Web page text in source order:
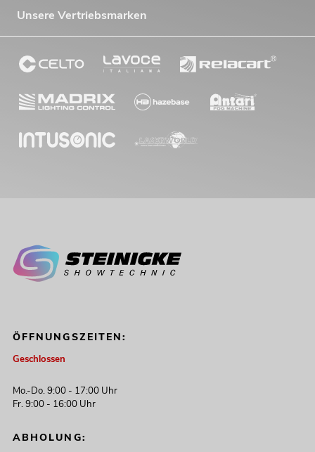
Unsere Vertriebsmarken
ÖFFNUNGSZEITEN:
Geschlossen
Mo.-Do. 9:00 - 17:00 Uhr
Fr. 9:00 - 16:00 Uhr
ABHOLUNG: